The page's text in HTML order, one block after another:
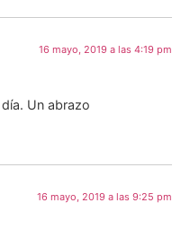
16 mayo, 2019 a las 4:19 pm
Un abrazo
16 mayo, 2019 a las 9:25 pm